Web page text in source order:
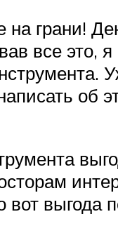
грани!
все это,
об
выгода